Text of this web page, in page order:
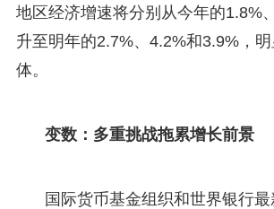
地区经济增速将分别从今年的1.8%
升至明年的2.7%、4.2%和3.9%，
体。
变数：多重挑战拖累增长前景
国际货币基金组织和世界银行